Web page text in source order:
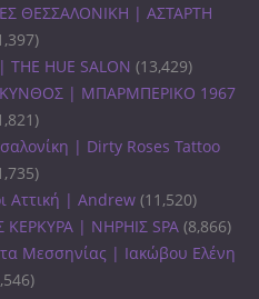
ΘΕΣΣΑΛΟΝΙΚΗ | ΑΣΤΑΡΤΗ
HUE SALON (13,429)
| ΜΠΑΡΜΠΕΡΙΚΟ 1967
| Dirty Roses Tattoo
Αττική | Andrew (11,520)
| ΝΗΡΗΙΣ SPA (8,866)
Μεσσηνίας | Ιακώβου Ελένη